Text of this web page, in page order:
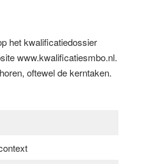
het kwalificatiedossier
www.kwalificatiesmbo.nl.
oftewel de kerntaken.